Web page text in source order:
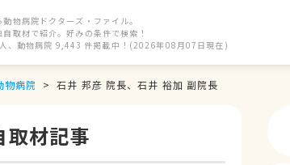
物病院ドクターズ・ファイル。
取材で紹介。好みの条件で検索！
、動物病院 9,443 件掲載中！(2026年08月07日現在)
物病院 石井 邦彦 院長、石井 裕加 副院長
取材記事